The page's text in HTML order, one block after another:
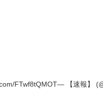
FTwf8tQMOT— 【速報】